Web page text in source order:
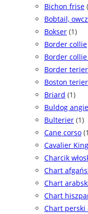
Bichon frise
Bobtail,
Bokser (1)
Border collie
Border collie
Border terier
Boston terier
Briard (1)
Buldog
Bulterier (1)
Cane corso
Cavalier
Charcik
Chart
Chart
Chart
Chart perski